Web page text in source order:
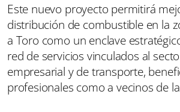
Este nuevo proyecto permitirá
distribución de combustible en la
a Toro como un enclave
red de servicios vinculados al
empresarial y de transporte,
profesionales como a vecinos de